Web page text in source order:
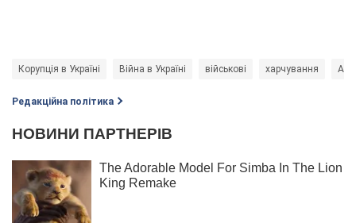
Корупція в Україні Війна в Україні військові харчування
Редакційна політика